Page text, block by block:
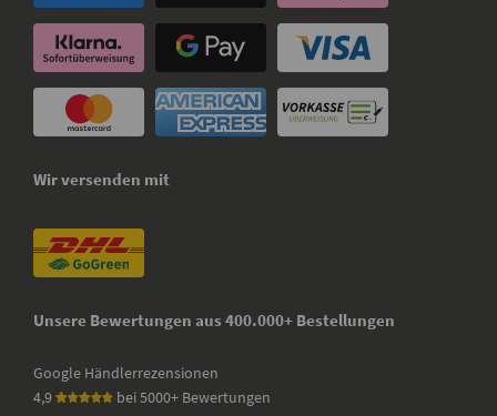
Wir versenden mit
Unsere Bewertungen aus 400.000+ Bestellungen
Google Händlerrezensionen
4,9
bei 5000+ Bewertungen